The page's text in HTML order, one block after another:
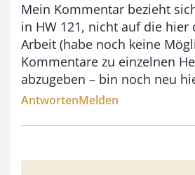
Mein Kommentar bezieht
in HW 121, nicht auf die hier
Arbeit (habe noch keine
Kommentare zu einzelnen
abzugeben – bin noch neu
AntwortenMelden